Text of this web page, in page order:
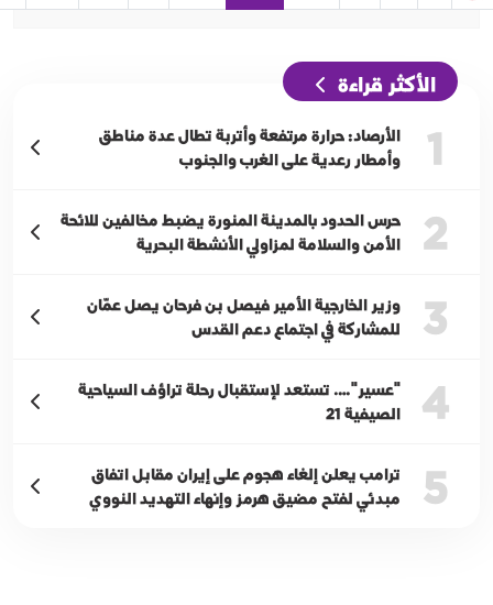
الأكثر قراءة
1
الأرصاد: حرارة مرتفعة وأتربة تطال عدة مناطق
وأمطار رعدية على الغرب والجنوب
2
حرس الحدود بالمدينة المنورة يضبط مخالفين للائحة
الأمن والسلامة لمزاولي الأنشطة البحرية
3
وزير الخارجية الأمير فيصل بن فرحان يصل عمّان
للمشاركة في اجتماع دعم القدس
4
"عسير"…. تستعد لإستقبال رحلة تراؤف السياحية
الصيفية 21
5
ترامب يعلن إلغاء هجوم على إيران مقابل اتفاق
مبدئي لفتح مضيق هرمز وإنهاء التهديد النووي